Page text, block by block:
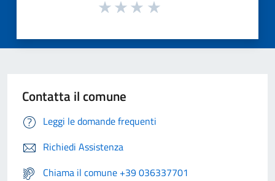
Contatta il comune
Leggi le domande frequenti
Richiedi Assistenza
Chiama il comune +39 036337701